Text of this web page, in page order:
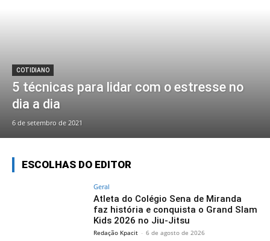
COTIDIANO
5 técnicas para lidar com o estresse no
dia a dia
6 de setembro de 2021
ESCOLHAS DO EDITOR
Geral
Atleta do Colégio Sena de Miranda
faz história e conquista o Grand Slam
Kids 2026 no Jiu-Jitsu
Redação Kpacit - 6 de agosto de 2026